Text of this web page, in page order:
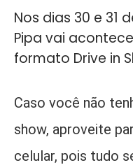
Nos dias 30 e 31
Pipa vai
formato Drive in
Caso você não
show, aproveite
celular, pois tudo